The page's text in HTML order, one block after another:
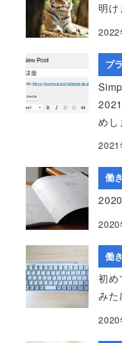
明け
2022
プ
めし
2021
働
2020
働
初め
みた
2020